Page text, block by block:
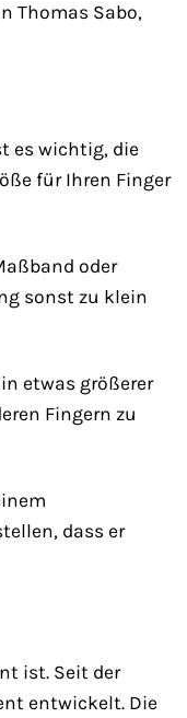
Thomas Sabo,
es wichtig, die
für Ihren Finger
oder
sonst zu klein
etwas größerer
Fingern zu
dass er
ist. Seit der
entwickelt. Die